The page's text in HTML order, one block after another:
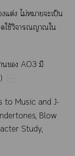
ต่​ไม่​​​ป็​
ใช้​​​
​​